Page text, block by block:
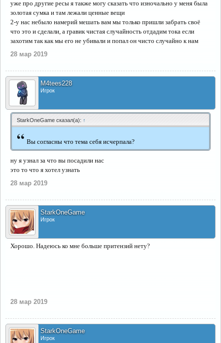
уже про другие ресы я также могу сказать что изночально у меня была
золотая сумка и там лежали ценные вещи
2-у нас небыло намерий мешать вам мы только пришли забрать своё
что это и сделали, а гравик чистая случайность отдадим тока если
захотим так как мы его не убивали и попал он чисто случайно к нам
28 мар 2019
M4tees228
Игрок
StarkOneGame сказал(а): ↑
“ Вы согласны что тема себя исчерпала?
ну я узнал за что вы посадили нас
это то что я хотел узнать
28 мар 2019
StarkOneGame
Игрок
Хорошо. Надеюсь ко мне больше притензий нету?
28 мар 2019
StarkOneGame
Игрок